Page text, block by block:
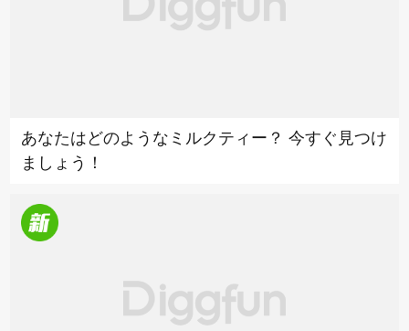
あなたはどのようなミルクティー？ 今すぐ見つけ
ましょう！